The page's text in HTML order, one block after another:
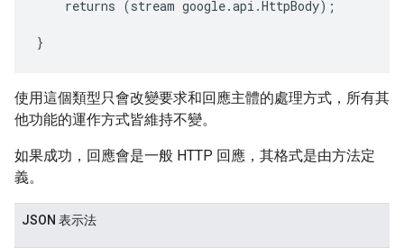
    returns (stream google.api.HttpBody);
使用這個類型只會改變要求和回應主體的處理方式，所有其
他功能的運作方式皆維持不變。
如果成功，回應會是一般 HTTP 回應，其格式是由方法定
義。
JSON 表示法